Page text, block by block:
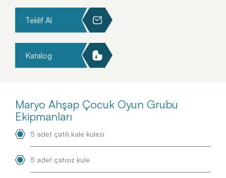
Teklif Al
Katalog
Maryo Ahşap Çocuk Oyun Grubu
Ekipmanları
5 adet çatılı kale kulesi
5 adet çatısız kule